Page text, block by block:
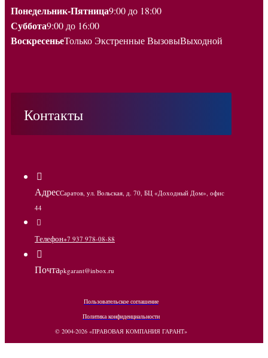
Понедельник-Пятница9:00 до 18:00
Суббота9:00 до 16:00
ВоскресеньеТолько Экстренные ВызовыВыходной
Контакты
АдресСаратов, ул. Вольская, д. 70, БЦ «Доходный Дом», офис
44
Телефон+7 937 978-08-88
Почтаpkgarant@inbox.ru
Пользовательское соглашение
Политика конфиденциальности
© 2004-2026 «ПРАВОВАЯ КОМПАНИЯ ГАРАНТ»